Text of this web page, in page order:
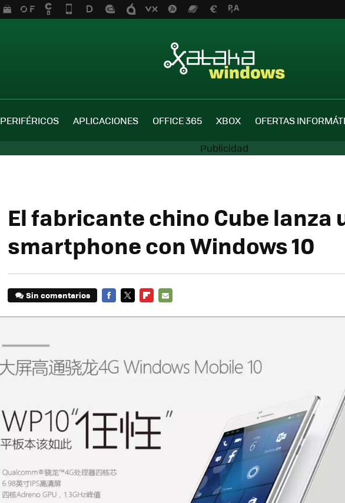
PERIFÉRICOS APLICACIONES OFFICE 365 XBOX OFERTAS
El fabricante chino Cube lanza
smartphone con Windows 10
Sin comentarios